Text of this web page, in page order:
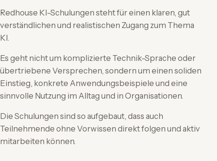
Redhouse KI-Schulungen steht für einen klaren, gut
verständlichen und realistischen Zugang zum Thema
KI.
Es geht nicht um komplizierte Technik-Sprache oder
übertriebene Versprechen, sondern um einen soliden
Einstieg, konkrete Anwendungsbeispiele und eine
sinnvolle Nutzung im Alltag und in Organisationen.
Die Schulungen sind so aufgebaut, dass auch
Teilnehmende ohne Vorwissen direkt folgen und aktiv
mitarbeiten können.